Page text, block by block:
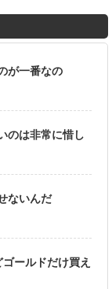
が一番なの
のは非常に惜し
ないんだ
ールドだけ買え